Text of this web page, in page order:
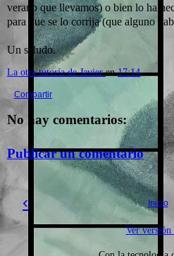
verano que llevamos) o bien lo ha
para que se lo corrija (que alguno
Un saludo.
La otra tutoría de Javier en17:14
Compartir
No hay comentarios:
Publicar un comentario
‹ Inicio
Ver versión